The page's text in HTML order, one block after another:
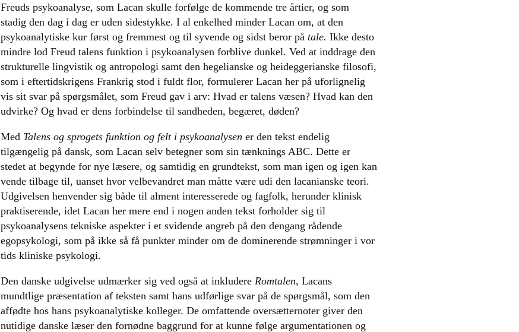
Freuds psykoanalyse, som Lacan skulle forfølge de kommende tre årtier, og som
stadig den dag i dag er uden sidestykke. I al enkelhed minder Lacan om, at den
psykoanalytiske kur først og fremmest og til syvende og sidst beror på tale. Ikke desto
mindre lod Freud talens funktion i psykoanalysen forblive dunkel. Ved at inddrage den
strukturelle lingvistik og antropologi samt den hegelianske og heideggerianske filosofi,
som i eftertidskrigens Frankrig stod i fuldt flor, formulerer Lacan her på uforlignelig
vis sit svar på spørgsmålet, som Freud gav i arv: Hvad er talens væsen? Hvad kan den
udvirke? Og hvad er dens forbindelse til sandheden, begæret, døden?
Med Talens og sprogets funktion og felt i psykoanalysen er den tekst endelig
tilgængelig på dansk, som Lacan selv betegner som sin tænknings ABC. Dette er
stedet at begynde for nye læsere, og samtidig en grundtekst, som man igen og igen kan
vende tilbage til, uanset hvor velbevandret man måtte være udi den lacanianske teori.
Udgivelsen henvender sig både til alment interesserede og fagfolk, herunder klinisk
praktiserende, idet Lacan her mere end i nogen anden tekst forholder sig til
psykoanalysens tekniske aspekter i et svidende angreb på den dengang rådende
egopsykologi, som på ikke så få punkter minder om de dominerende strømninger i vor
tids kliniske psykologi.
Den danske udgivelse udmærker sig ved også at inkludere Romtalen, Lacans
mundtlige præsentation af teksten samt hans udførlige svar på de spørgsmål, som den
affødte hos hans psykoanalytiske kolleger. De omfattende oversætternoter giver den
nutidige danske læser den fornødne baggrund for at kunne følge argumentationen og